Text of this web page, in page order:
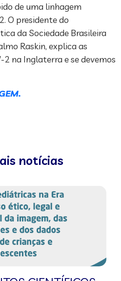
de uma linhagem
O presidente do
da Sociedade Brasileira
Raskin, explica as
2 na Inglaterra e se devemos
notícias